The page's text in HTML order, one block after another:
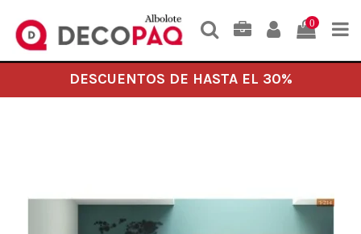
0
DESCUENTOS DE HASTA EL 30%